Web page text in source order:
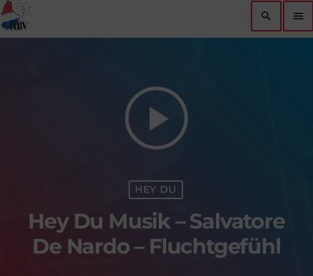
search menu
play_arrow
HEY DU
Hey Du Musik – Salvatore
De Nardo – Fluchtgefühl